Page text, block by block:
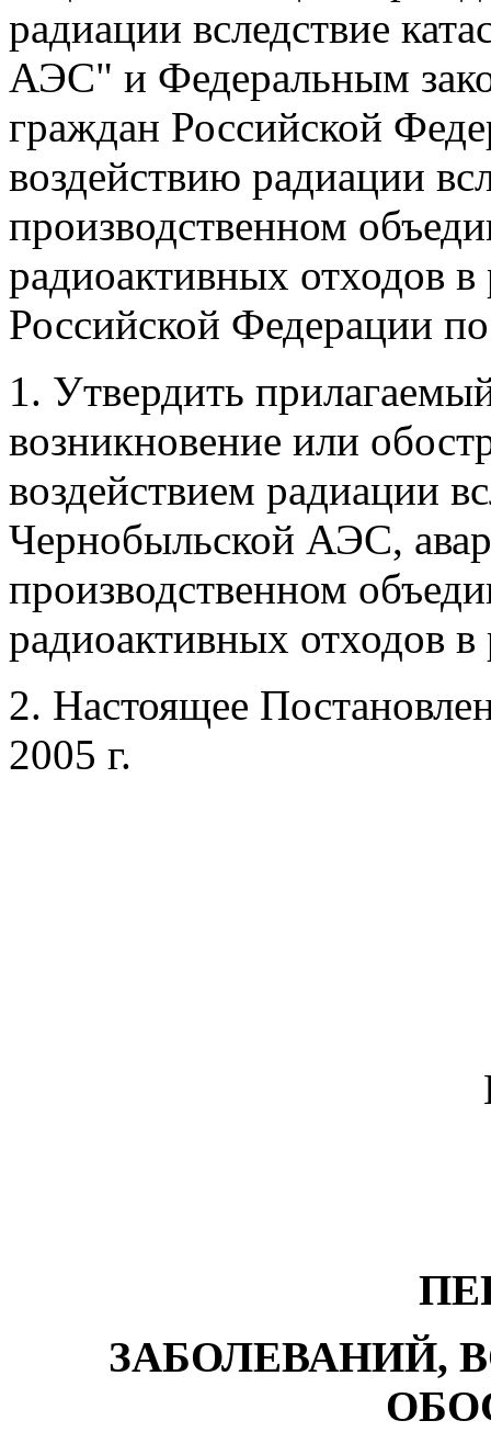
радиации вследствие
АЭС" и Федеральным
граждан Российской
воздействию радиации
производственном
радиоактивных отходов
Российской Федерации
1. Утвердить
возникновение или
воздействием радиации
Чернобыльской АЭС,
производственном
радиоактивных отходов в
2. Настоящее
2005 г.
ЗАБОЛЕВАНИЙ,